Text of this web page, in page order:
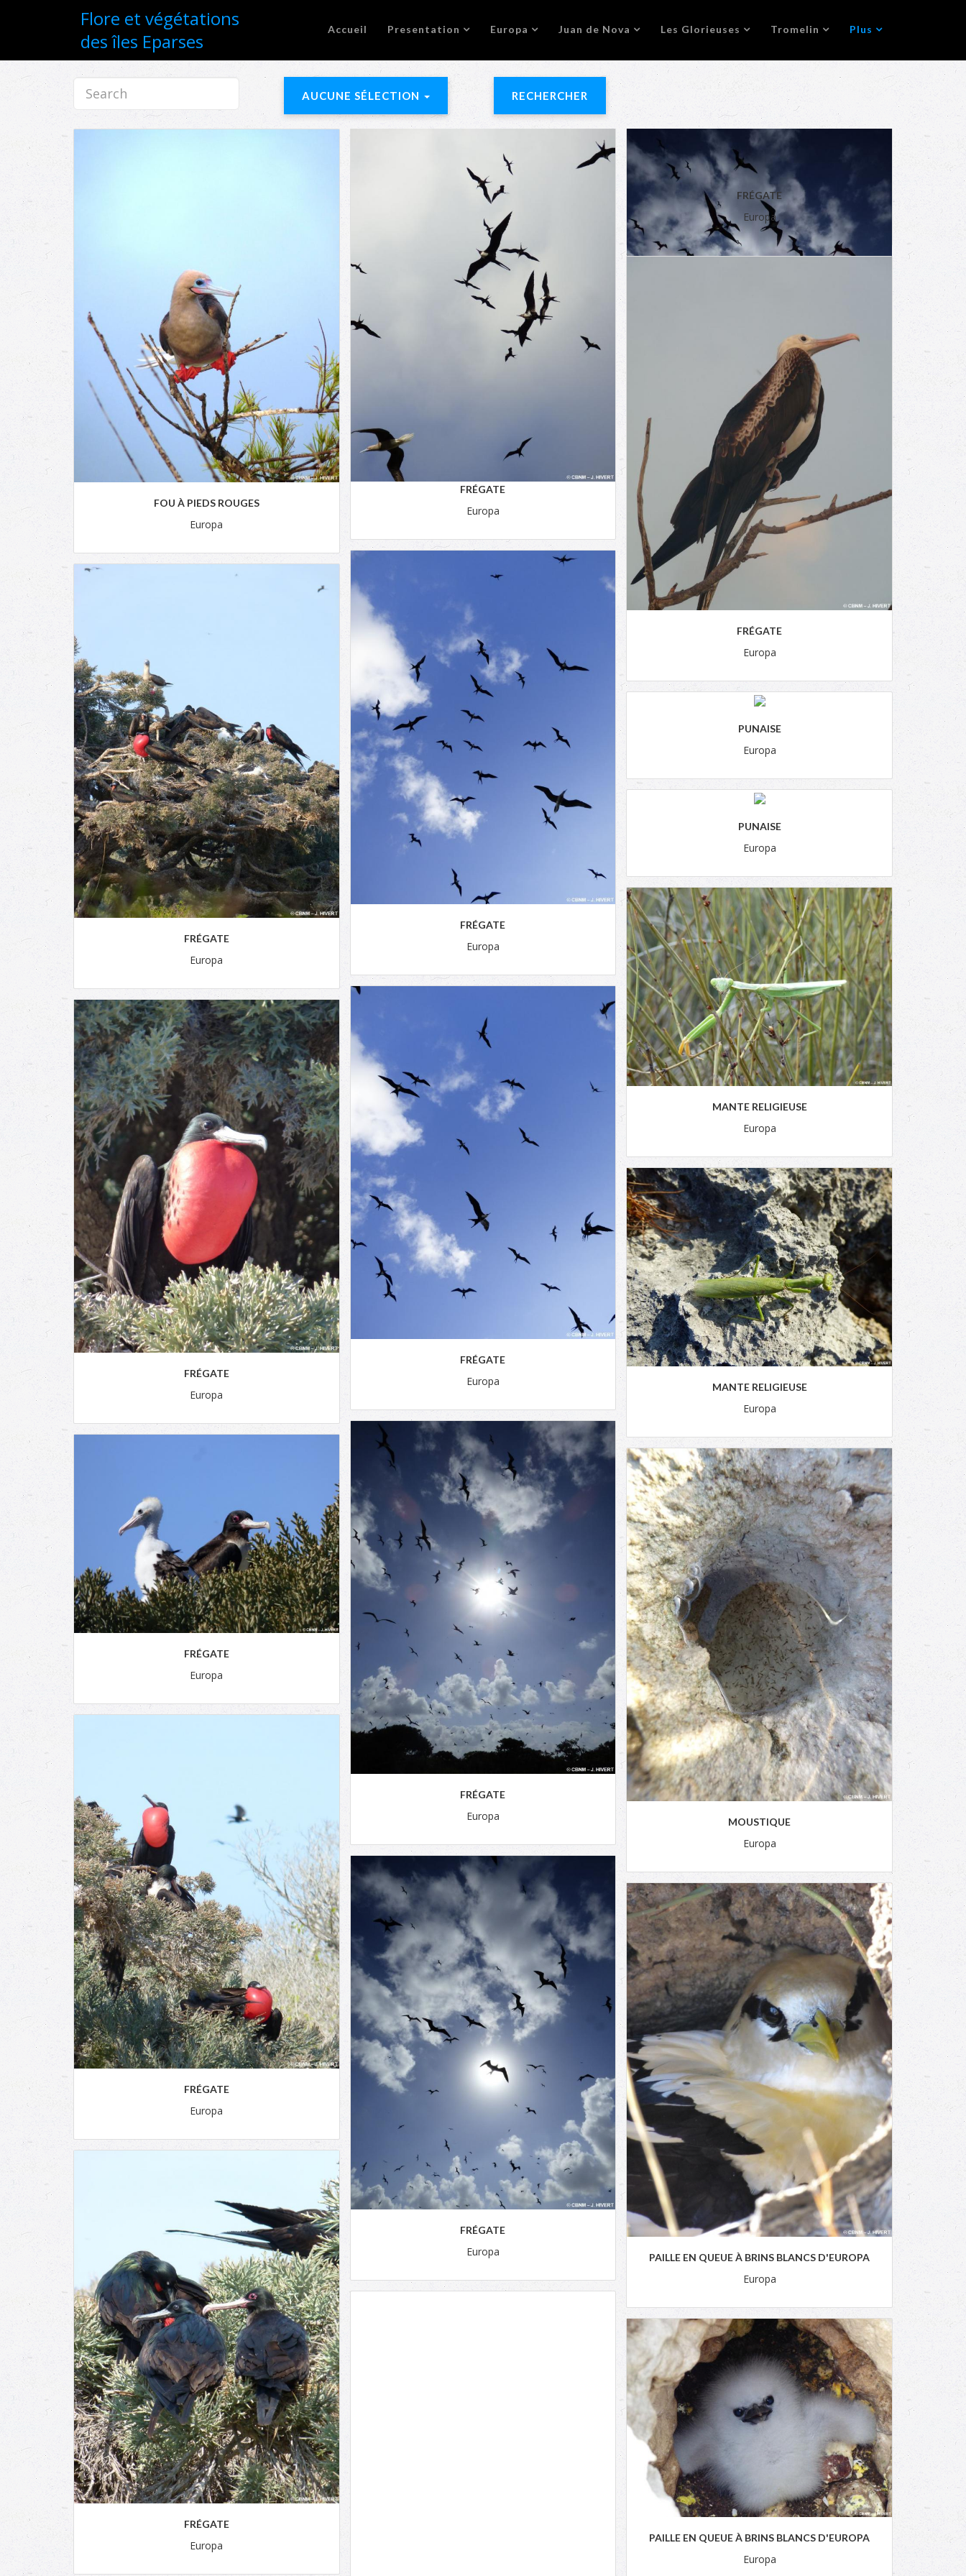
Flore et végétations
des îles Eparses
Accueil Presentation Europa Juan de Nova Les Glorieuses Tromelin Plus
AUCUNE SÉLECTION RECHERCHER
FOU À PIEDS ROUGES
Europa
FRÉGATE
Europa
FRÉGATE
Europa
FRÉGATE
Europa
FRÉGATE
Europa
FRÉGATE
Europa
FRÉGATE
Europa
FRÉGATE
Europa
FRÉGATE
Europa
FRÉGATE
Europa
FRÉGATE
Europa
FRÉGATE
Europa
FRÉGATE
Europa
PUNAISE
Europa
PUNAISE
Europa
MANTE RELIGIEUSE
Europa
MANTE RELIGIEUSE
Europa
MOUSTIQUE
Europa
PAILLE EN QUEUE À BRINS BLANCS D'EUROPA
Europa
PAILLE EN QUEUE À BRINS BLANCS D'EUROPA
Europa